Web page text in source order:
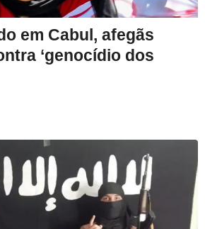
em Cabul, afegãs
‘genocídio dos